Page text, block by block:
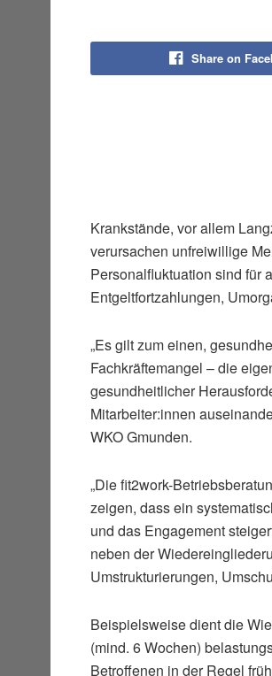
Share on
Krankstände, vor allem
verursachen unfreiwillige
Personalfluktuation sind für
Entgeltfortzahlungen,
„Es gilt zum einen,
Fachkräftemangel – die
gesundheitlicher
Mitarbeiter:innen
WKO Gmunden.
„Die fit2work-
zeigen, dass ein
und das Engagement
neben der
Umstrukturierungen,
Beispielsweise dient die
(mind. 6 Wochen)
Betroffenen in der Regel